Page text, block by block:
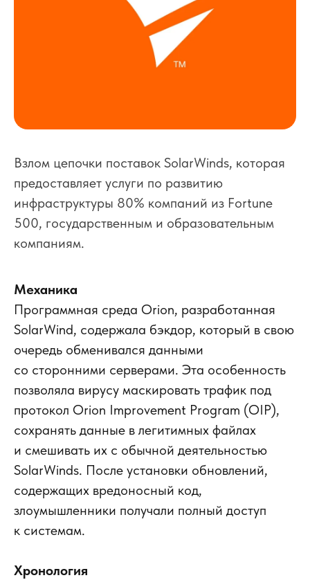
Взлом цепочки поставок SolarWinds, которая
предоставляет услуги по развитию
инфраструктуры 80% компаний из Fortune
500, государственным и образовательным
компаниям.
Механика
Программная среда Orion, разработанная
SolarWind, содержала бэкдор, который в свою
очередь обменивался данными
со сторонними серверами. Эта особенность
позволяла вирусу маскировать трафик под
протокол Orion Improvement Program (OIP),
сохранять данные в легитимных файлах
и смешивать их с обычной деятельностью
SolarWinds. После установки обновлений,
содержащих вредоносный код,
злоумышленники получали полный доступ
к системам.
Хронология